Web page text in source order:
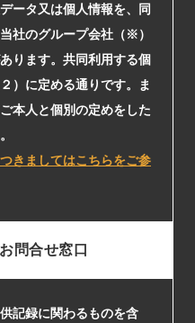
ータ又は個人情報を、同
社のグループ会社（※）
ります。共同利用する個
）に定める通りです。ま
本人と個別の定めをした
きましてはこちらをご参
問合せ窓口
記録に関わるものを含